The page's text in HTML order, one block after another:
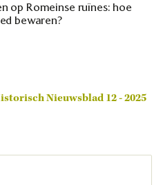
op Romeinse ruïnes: hoe
bewaren?
Nieuwsblad 12 - 2025